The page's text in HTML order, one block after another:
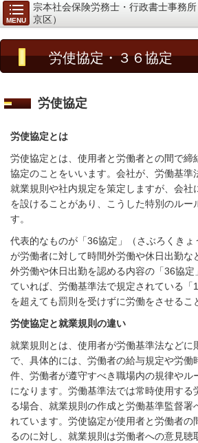
MENU
宗本社会保険労務士・行政書士事務
京区）
労使協定・３６協定
労使協定
労使協定とは
労使協定とは、使用者と労働者との間で締
協定のことをいいます。会社が、労働基準
就業規則や社内規定を策定しますが、会社
を設けることがあり、こうした特別のルー
す。
代表的なものが「36協定」（さぶろくき
が労働者に対して時間外労働や休日出勤な
外労働や休日出勤を認める内容の「36協定
ていれば、労働基準法で規定されている「1
を超えても罰則を受けずに労働をさせるこ
労使協定と就業規則の違い
就業規則とは、使用者が労働基準法などに
で、具体的には、労働者の給与規定や労働
件、労働者が遵守すべき職場内の規律やル
になります。労働基準法では常時使用する
る場合、就業規則の作成と労働基準監督署
れています。労使協定が使用者と労働者の
るのに対し、就業規則は労働者への意見聴